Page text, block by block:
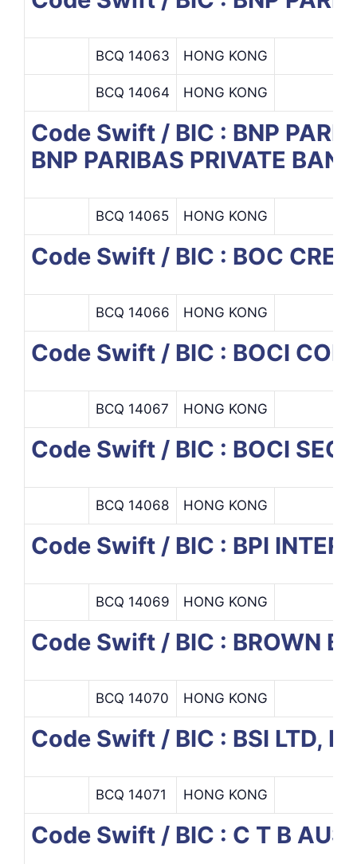
BCQ 14063 HONG KONG
BCQ 14064 HONG KONG
Code Swift / BIC : BNP
BNP PARIBAS PRIVATE
BCQ 14065 HONG KONG
Code Swift / BIC : BOC
BCQ 14066 HONG KONG
Code Swift / BIC : BOCI
BCQ 14067 HONG KONG
Code Swift / BIC : BOCI
BCQ 14068 HONG KONG
Code Swift / BIC : BPI
BCQ 14069 HONG KONG
Code Swift / BIC : BROWN
BCQ 14070 HONG KONG
Code Swift / BIC : BSI LTD,
BCQ 14071 HONG KONG
Code Swift / BIC : C T B